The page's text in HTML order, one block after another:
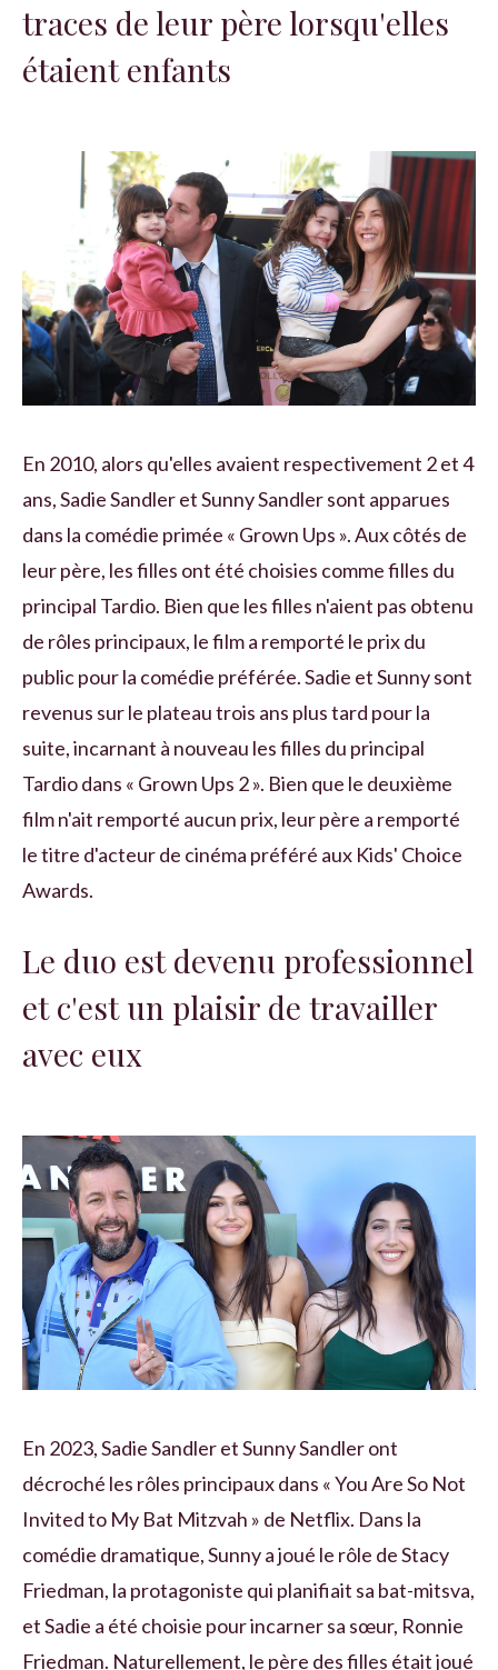
traces de leur père lorsqu'elles
étaient enfants
En 2010, alors qu'elles avaient respectivement 2 et 4
ans, Sadie Sandler et Sunny Sandler sont apparues
dans la comédie primée « Grown Ups ». Aux côtés de
leur père, les filles ont été choisies comme filles du
principal Tardio. Bien que les filles n'aient pas obtenu
de rôles principaux, le film a remporté le prix du
public pour la comédie préférée. Sadie et Sunny sont
revenus sur le plateau trois ans plus tard pour la
suite, incarnant à nouveau les filles du principal
Tardio dans « Grown Ups 2 ». Bien que le deuxième
film n'ait remporté aucun prix, leur père a remporté
le titre d'acteur de cinéma préféré aux Kids' Choice
Awards.
Le duo est devenu professionnel
et c'est un plaisir de travailler
avec eux
En 2023, Sadie Sandler et Sunny Sandler ont
décroché les rôles principaux dans « You Are So Not
Invited to My Bat Mitzvah » de Netflix. Dans la
comédie dramatique, Sunny a joué le rôle de Stacy
Friedman, la protagoniste qui planifiait sa bat-mitsva,
et Sadie a été choisie pour incarner sa sœur, Ronnie
Friedman. Naturellement, le père des filles était joué